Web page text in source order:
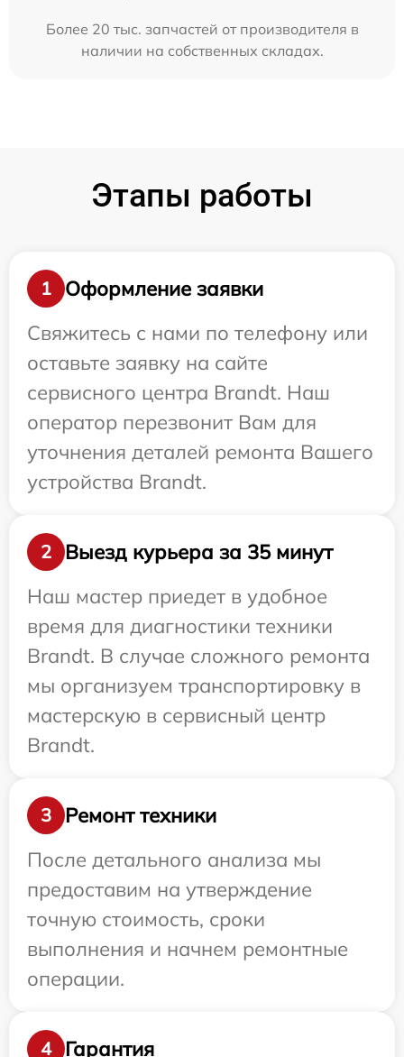
Более 20 тыс. запчастей от производителя в
наличии на собственных складах.
Этапы работы
1
Оформление заявки
Свяжитесь с нами по телефону или
оставьте заявку на сайте
сервисного центра Brandt. Наш
оператор перезвонит Вам для
уточнения деталей ремонта Вашего
устройства Brandt.
2
Выезд курьера за 35 минут
Наш мастер приедет в удобное
время для диагностики техники
Brandt. В случае сложного ремонта
мы организуем транспортировку в
мастерскую в сервисный центр
Brandt.
3
Ремонт техники
После детального анализа мы
предоставим на утверждение
точную стоимость, сроки
выполнения и начнем ремонтные
операции.
4 Гарантия